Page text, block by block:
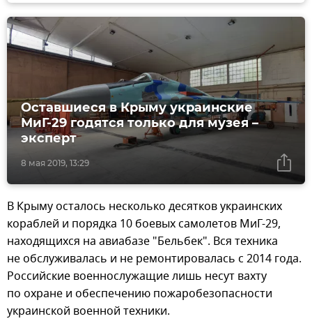
8 мая 2019, 13:29
Оставшиеся в Крыму украинские
МиГ-29 годятся только для музея –
эксперт
В Крыму осталось несколько десятков украинских
кораблей и порядка 10 боевых самолетов МиГ-29,
находящихся на авиабазе "Бельбек". Вся техника
не обслуживалась и не ремонтировалась с 2014 года.
Российские военнослужащие лишь несут вахту
по охране и обеспечению пожаробезопасности
украинской военной техники.